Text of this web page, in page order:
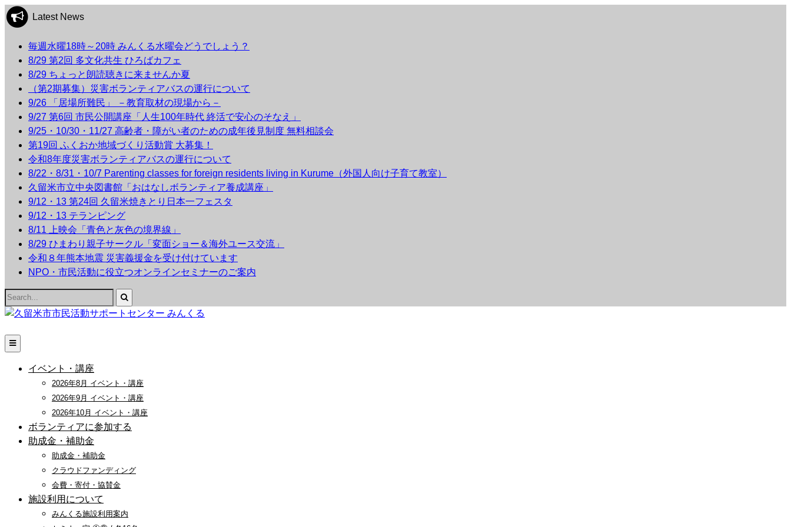
Latest News
毎週水曜18時～20時 みんくる水曜会どうでしょう？
8/29 第2回 多文化共生 ひろばカフェ
8/29 ちょっと朗読聴きに来ませんか夏
（第2期募集）災害ボランティアバスの運行について
9/26 「居場所難民」 －教育取材の現場から－
9/27 第6回 市民公開講座「人生100年時代 終活で安心のそなえ」
9/25・10/30・11/27 高齢者・障がい者のための成年後見制度 無料相談会
第19回 ふくおか地域づくり活動賞 大募集！
令和8年度災害ボランティアバスの運行について
8/22・8/31・10/7 Parenting classes for foreign residents living in Kurume（外国人向け子育て教室）
久留米市立中央図書館「おはなしボランティア養成講座」
9/12・13 第24回 久留米焼きとり日本一フェスタ
9/12・13 テランピング
8/11 上映会「青色と灰色の境界線」
8/29 ひまわり親子サークル「変面ショー＆海外ユース交流」
令和８年熊本地震 災害義援金を受け付けています
NPO・市民活動に役立つオンラインセミナーのご案内
Search
for:
イベント・講座
2026年8月 イベント・講座
2026年9月 イベント・講座
2026年10月 イベント・講座
ボランティアに参加する
助成金・補助金
助成金・補助金
クラウドファンディング
会費・寄付・協賛金
施設利用について
みんくる施設利用案内